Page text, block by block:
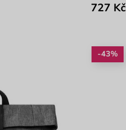
727 Kč
-43%